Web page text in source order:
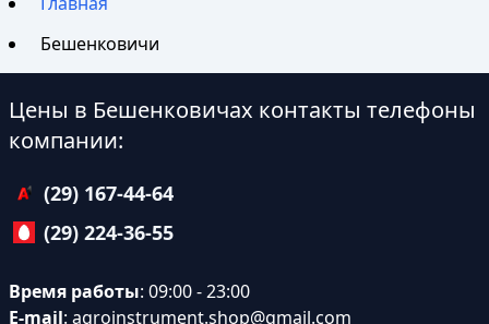
Бешенковичи
Цены в Бешенковичах контакты телефоны
компании:
(29) 167-44-64
(29) 224-36-55
Время работы: 09:00 - 23:00
E-mail: agroinstrument.shop@gmail.com